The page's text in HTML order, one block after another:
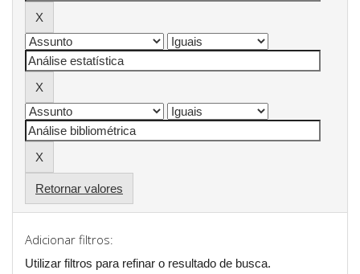
Retornar valores
Adicionar filtros:
Utilizar filtros para refinar o resultado de busca.